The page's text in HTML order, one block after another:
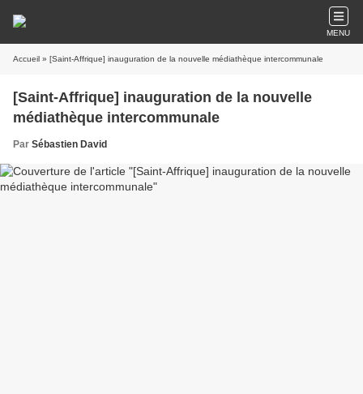
MENU
Accueil » [Saint-Affrique] inauguration de la nouvelle médiathèque intercommunale
[Saint-Affrique] inauguration de la nouvelle
médiathèque intercommunale
Par Sébastien David